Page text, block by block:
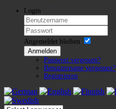
Login
Angemeldet bleiben
Anmelden
Passwort vergessen?
Benutzername vergessen?
Registrieren